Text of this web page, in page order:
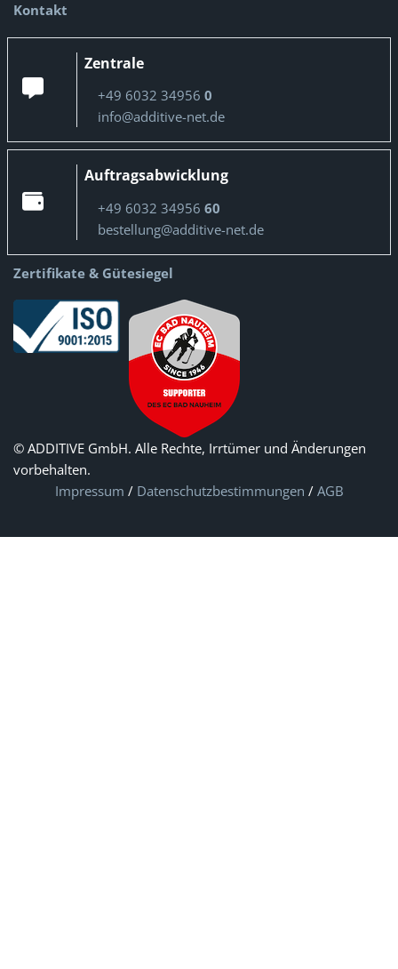
Kontakt
Zentrale
+49 6032 34956 0
info@additive-net.de
Auftragsabwicklung
+49 6032 34956 60
bestellung@additive-net.de
Zertifikate & Gütesiegel
© ADDITIVE GmbH. Alle Rechte, Irrtümer und Änderungen
vorbehalten.
Impressum / Datenschutzbestimmungen / AGB